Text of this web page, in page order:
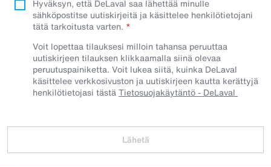
Hyväksyn, että DeLaval saa lähettää minulle
sähköpostitse uutiskirjeitä ja käsittelee henkilötietojani
tätä tarkoitusta varten.
Voit lopettaa tilauksesi milloin tahansa peruuttaa
uutiskirjeen tilauksen klikkaamalla siinä olevaa
peruutuspainiketta. Voit lukea siitä, kuinka DeLaval
käsittelee verkkosivuston ja uutiskirjeen kautta kerättyjä
henkilötietojasi tästäTietosuojakäytäntö - DeLaval
Lähetä